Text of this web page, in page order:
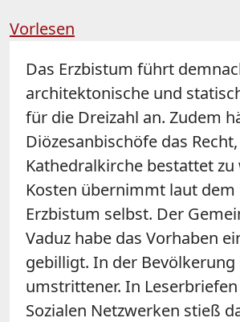
Vorlesen
Das Erzbistum führt
architektonische und
für die Dreizahl an. Zudem
Diözesanbischöfe das
Kathedralkirche bestattet zu
Kosten übernimmt laut dem
Erzbistum selbst. Der
Vaduz habe das Vorhaben
gebilligt. In der Bevölkerung
umstrittener. In
Sozialen Netzwerken stieß